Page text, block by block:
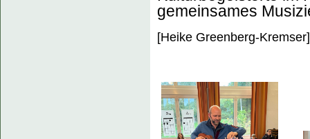
gemeinsames
[Heike Greenberg-Kremser]